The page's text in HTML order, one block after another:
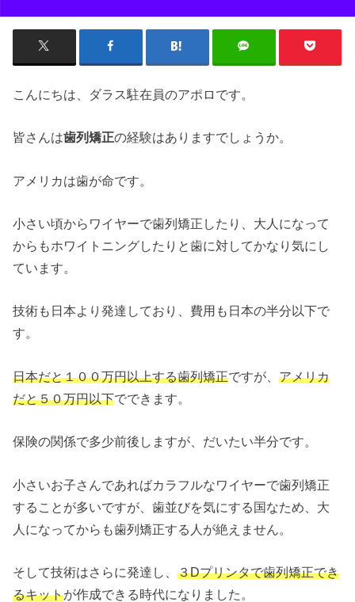
こんにちは、ダラス駐在員のアポロです。
皆さんは歯列矯正の経験はありますでしょうか。
アメリカは歯が命です。
小さい頃からワイヤーで歯列矯正したり、大人になって
からもホワイトニングしたりと歯に対してかなり気にし
ています。
技術も日本より発達しており、費用も日本の半分以下で
す。
日本だと１００万円以上する歯列矯正ですが、アメリカ
だと５０万円以下でできます。
保険の関係で多少前後しますが、だいたい半分です。
小さいお子さんであればカラフルなワイヤーで歯列矯正
することが多いですが、歯並びを気にする国なため、大
人になってからも歯列矯正する人が絶えません。
そして技術はさらに発達し、３Dプリンタで歯列矯正でき
るキットが作成できる時代になりました。